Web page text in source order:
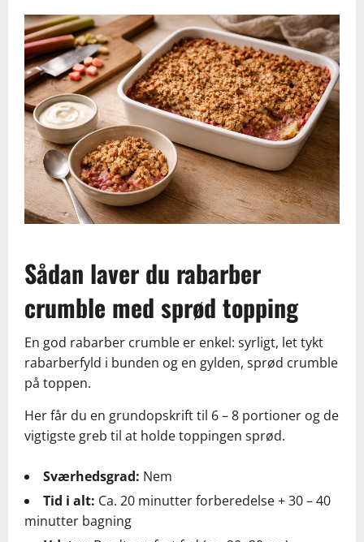
Sådan laver du rabarber
crumble med sprød topping
En god rabarber crumble er enkel: syrligt, let tykt
rabarberfyld i bunden og en gylden, sprød crumble
på toppen.
Her får du en grundopskrift til 6 – 8 portioner og de
vigtigste greb til at holde toppingen sprød.
Sværhedsgrad: Nem
Tid i alt: Ca. 20 minutter forberedelse + 30 – 40
minutter bagning